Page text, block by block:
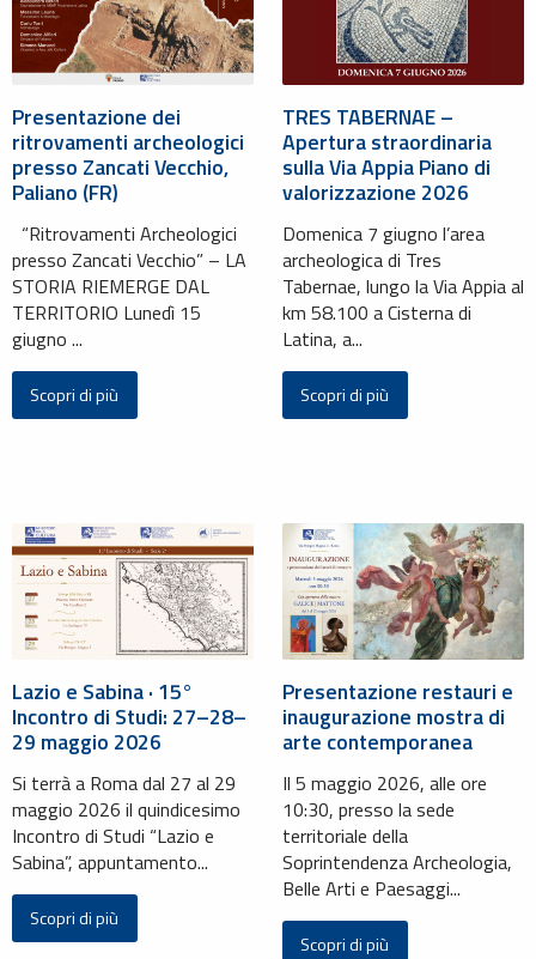
Presentazione dei
ritrovamenti archeologici
presso Zancati Vecchio,
Paliano (FR)
“Ritrovamenti Archeologici
presso Zancati Vecchio” – LA
STORIA RIEMERGE DAL
TERRITORIO Lunedì 15
giugno ...
Scopri di più
TRES TABERNAE –
Apertura straordinaria
sulla Via Appia Piano di
valorizzazione 2026
Domenica 7 giugno l’area
archeologica di Tres
Tabernae, lungo la Via Appia al
km 58.100 a Cisterna di
Latina, a...
Scopri di più
Lazio e Sabina · 15°
Incontro di Studi: 27–28–
29 maggio 2026
Si terrà a Roma dal 27 al 29
maggio 2026 il quindicesimo
Incontro di Studi “Lazio e
Sabina”, appuntamento...
Scopri di più
Presentazione restauri e
inaugurazione mostra di
arte contemporanea
Il 5 maggio 2026, alle ore
10:30, presso la sede
territoriale della
Soprintendenza Archeologia,
Belle Arti e Paesaggi...
Scopri di più